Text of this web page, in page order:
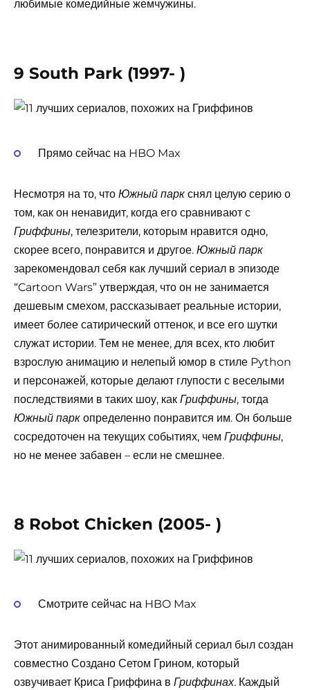
любимые комедийные жемчужины.
9 South Park (1997- )
Прямо сейчас на HBO Max
Несмотря на то, что Южный парк снял целую серию о
том, как он ненавидит, когда его сравнивают с
Гриффины, телезрители, которым нравится одно,
скорее всего, понравится и другое. Южный парк
зарекомендовал себя как лучший сериал в эпизоде ​​
“Cartoon Wars” утверждая, что он не занимается
дешевым смехом, рассказывает реальные истории,
имеет более сатирический оттенок, и все его шутки
служат истории. Тем не менее, для всех, кто любит
взрослую анимацию и нелепый юмор в стиле Python
и персонажей, которые делают глупости с веселыми
последствиями в таких шоу, как Гриффины, тогда
Южный парк определенно понравится им. Он больше
сосредоточен на текущих событиях, чем Гриффины,
но не менее забавен – если не смешнее.
8 Robot Chicken (2005- )
Смотрите сейчас на HBO Max
Этот анимированный комедийный сериал был создан
совместно Создано Сетом Грином, который
озвучивает Криса Гриффина в Гриффинах. Каждый